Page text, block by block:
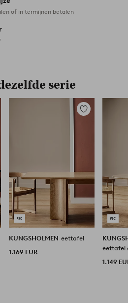
of in termijnen betalen
serie
Toevoegen
KUNGSHOLMEN eettafel
1.169 EUR
eettafel
1.149